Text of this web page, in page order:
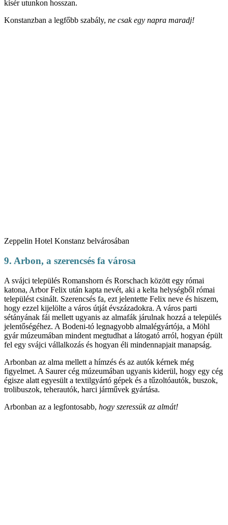
kísér utunkon hosszan.
Konstanzban a legfőbb szabály, ne csak egy napra maradj!
Zeppelin Hotel Konstanz belvárosában
9. Arbon, a szerencsés fa városa
A svájci település Romanshorn és Rorschach között egy római
katona, Arbor Felix után kapta nevét, aki a kelta helységből római
települést csinált. Szerencsés fa, ezt jelentette Felix neve és hiszem,
hogy ezzel kijelölte a város útját évszázadokra. A város parti
sétányának fái mellett ugyanis az almafák járulnak hozzá a település
jelentőségéhez. A Bodeni-tó legnagyobb almalégyártója, a Möhl
gyár múzeumában mindent megtudhat a látogató arról, hogyan épült
fel egy svájci vállalkozás és hogyan éli mindennapjait manapság.
Arbonban az alma mellett a hímzés és az autók kérnek még
figyelmet. A Saurer cég múzeumában ugyanis kiderül, hogy egy cég
égisze alatt egyesült a textilgyártó gépek és a tűzoltóautók, buszok,
trolibuszok, teherautók, harci járművek gyártása.
Arbonban az a legfontosabb, hogy szeressük az almát!